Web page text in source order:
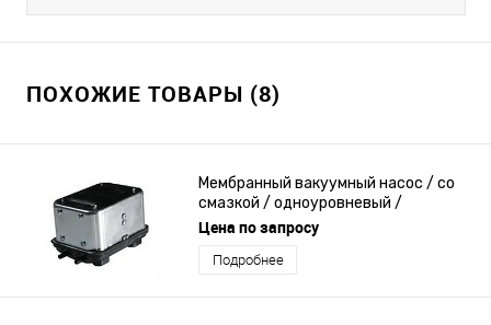
ПОХОЖИЕ ТОВАРЫ (8)
Мембранный вакуумный насос / со
смазкой / одноуровневый /
компактный
Цена по запросу
Подробнее